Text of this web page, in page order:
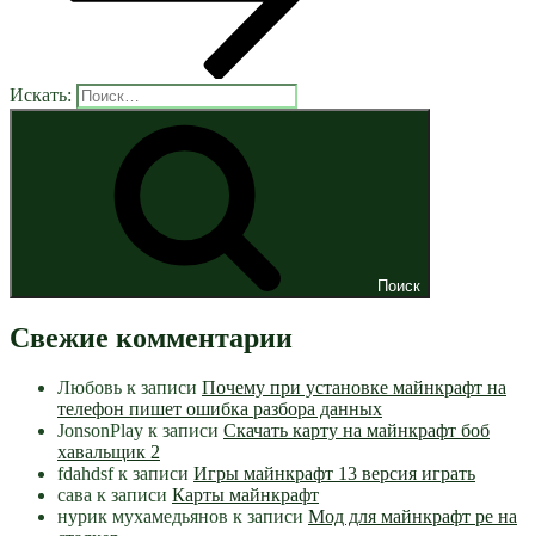
Искать:
Поиск
Свежие комментарии
Любовь к записи Почему при установке майнкрафт на
телефон пишет ошибка разбора данных
JonsonPlay к записи Скачать карту на майнкрафт боб
хавальщик 2
fdahdsfк записи Игры майнкрафт 13 версия играть
сава к записи Карты майнкрафт
нурик мухамедьянов к записи Мод для майнкрафт pe на